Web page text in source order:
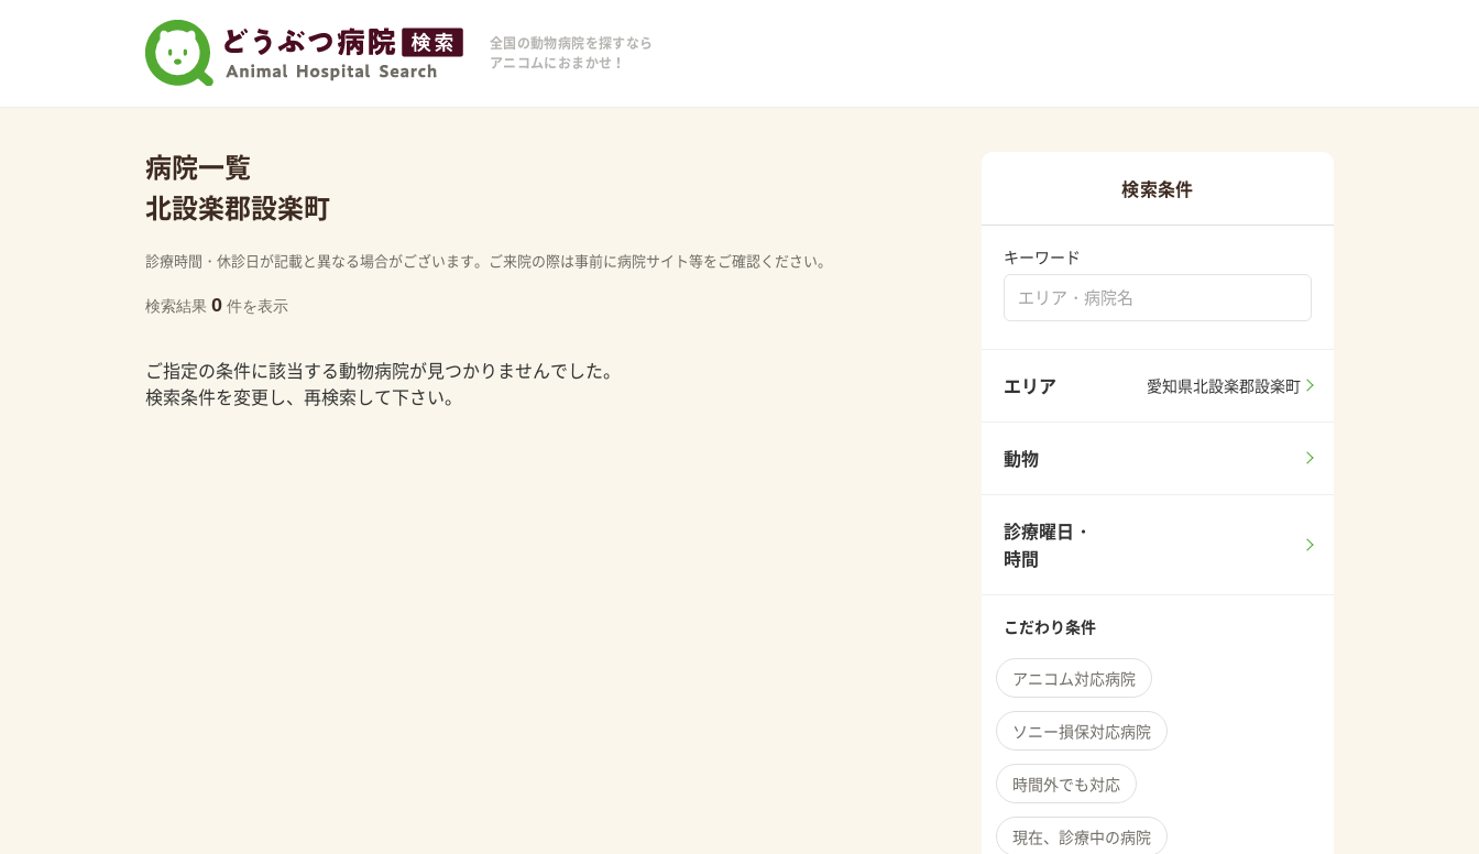
全国の動物病院を探すなら
アニコムにおまかせ！
病院一覧
北設楽郡設楽町
診療時間・休診日が記載と異なる場合がございます。ご来院の際は事前に病院サイト等をご確認ください。
検索結果 0 件を表示
ご指定の条件に該当する動物病院が見つかりませんでした。
検索条件を変更し、再検索して下さい。
検索条件
キーワード
エリア 愛知県北設楽郡設楽町
動物
診療曜日・
時間
こだわり条件
アニコム対応病院
ソニー損保対応病院
時間外でも対応
現在、診療中の病院